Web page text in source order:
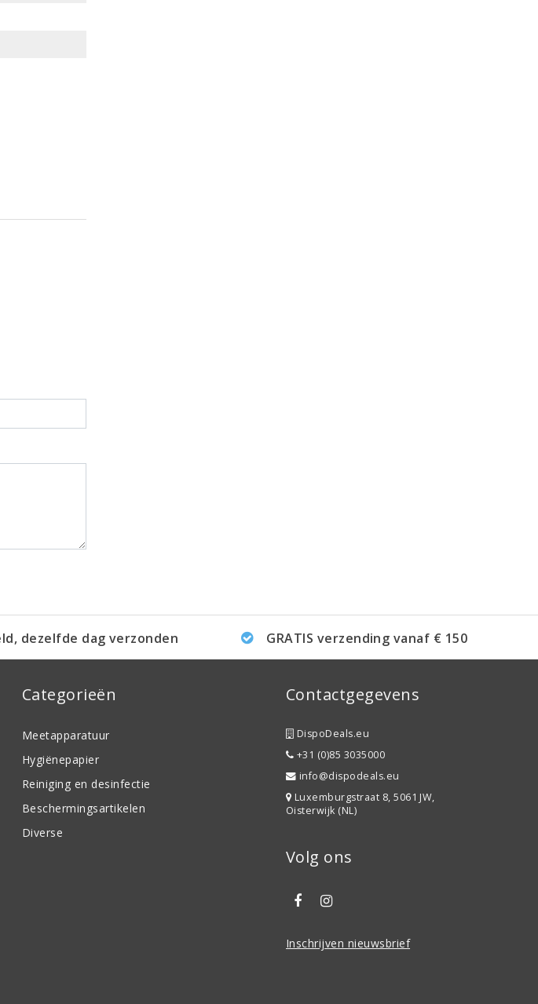
dezelfde dag verzonden GRATIS verzending vanaf € 150
Categorieën
Meetapparatuur
Hygiënepapier
Reiniging en desinfectie
Beschermingsartikelen
Diverse
Contactgegevens
DispoDeals.eu
+31 (0)85 3035000
info@dispodeals.eu
Luxemburgstraat 8, 5061 JW,
Oisterwijk (NL)
Volg ons
Inschrijven nieuwsbrief